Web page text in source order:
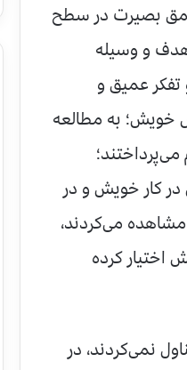
عمق بصیرت در سطح
هدف و وسیله
تفکر عمیق و
خویش؛ به مطالعه
در کار خویش و در
مشاهده می‌کردند،
اختیار کرده
نمی‌کردند، در